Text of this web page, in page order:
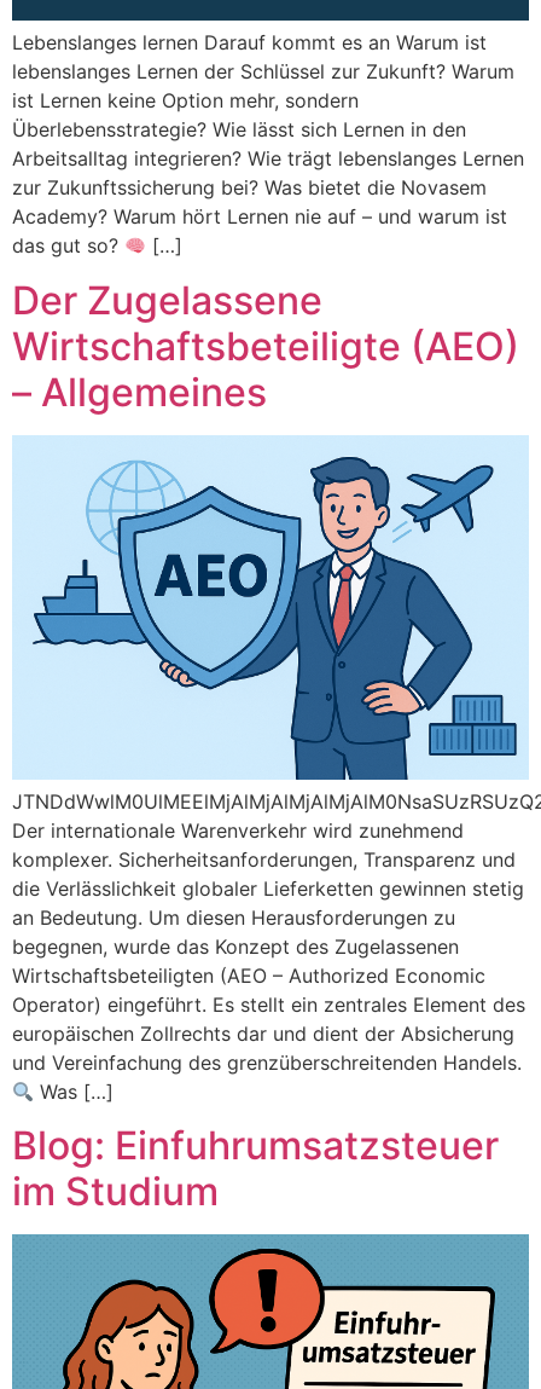
Lebenslanges lernen Darauf kommt es an Warum ist
lebenslanges Lernen der Schlüssel zur Zukunft? Warum
ist Lernen keine Option mehr, sondern
Überlebensstrategie? Wie lässt sich Lernen in den
Arbeitsalltag integrieren? Wie trägt lebenslanges Lernen
zur Zukunftssicherung bei? Was bietet die Novasem
Academy? Warum hört Lernen nie auf – und warum ist
das gut so?
[…]
Der Zugelassene
Wirtschaftsbeteiligte (AEO)
– Allgemeines
Der internationale Warenverkehr wird zunehmend
komplexer. Sicherheitsanforderungen, Transparenz und
die Verlässlichkeit globaler Lieferketten gewinnen stetig
an Bedeutung. Um diesen Herausforderungen zu
begegnen, wurde das Konzept des Zugelassenen
Wirtschaftsbeteiligten (AEO – Authorized Economic
Operator) eingeführt. Es stellt ein zentrales Element des
europäischen Zollrechts dar und dient der Absicherung
und Vereinfachung des grenzüberschreitenden Handels.
Was […]
Blog: Einfuhrumsatzsteuer
im Studium